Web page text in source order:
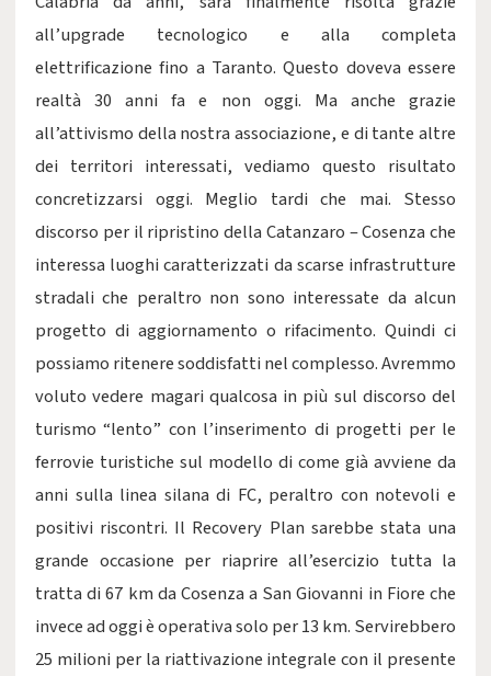
all’upgrade tecnologico e alla completa
elettrificazione fino a Taranto. Questo doveva essere
realtà 30 anni fa e non oggi. Ma anche grazie
all’attivismo della nostra associazione, e di tante altre
dei territori interessati, vediamo questo risultato
concretizzarsi oggi. Meglio tardi che mai. Stesso
discorso per il ripristino della Catanzaro – Cosenza che
interessa luoghi caratterizzati da scarse infrastrutture
stradali che peraltro non sono interessate da alcun
progetto di aggiornamento o rifacimento. Quindi ci
possiamo ritenere soddisfatti nel complesso. Avremmo
voluto vedere magari qualcosa in più sul discorso del
turismo “lento” con l’inserimento di progetti per le
ferrovie turistiche sul modello di come già avviene da
anni sulla linea silana di FC, peraltro con notevoli e
positivi riscontri. Il Recovery Plan sarebbe stata una
grande occasione per riaprire all’esercizio tutta la
tratta di 67 km da Cosenza a San Giovanni in Fiore che
invece ad oggi è operativa solo per 13 km. Servirebbero
25 milioni per la riattivazione integrale con il presente